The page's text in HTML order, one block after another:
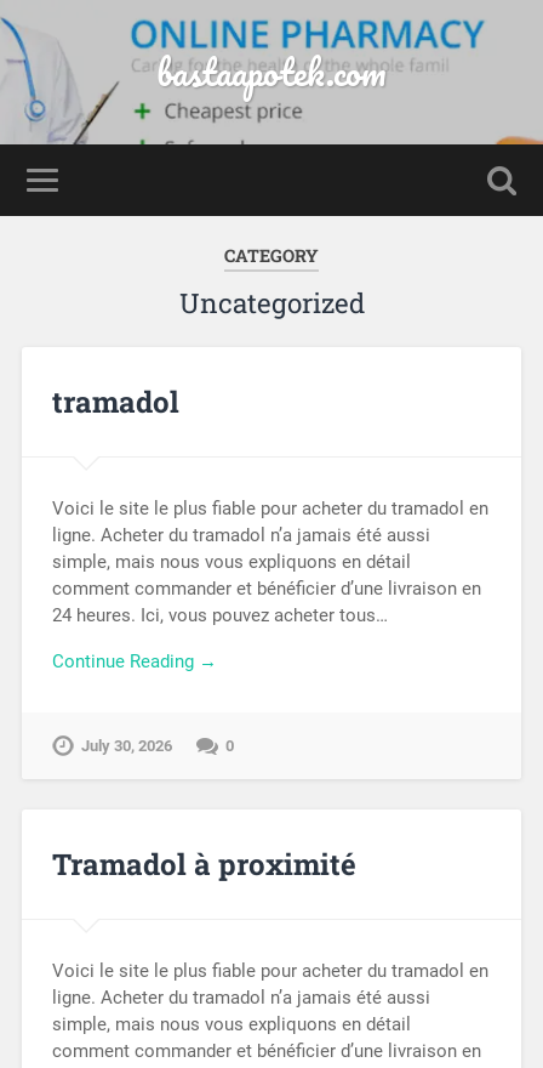
bastaapotek.com
CATEGORY
Uncategorized
tramadol
Voici le site le plus fiable pour acheter du tramadol en
ligne. Acheter du tramadol n’a jamais été aussi
simple, mais nous vous expliquons en détail
comment commander et bénéficier d’une livraison en
24 heures. Ici, vous pouvez acheter tous…
Continue Reading →
July 30, 2026 0
Tramadol à proximité
Voici le site le plus fiable pour acheter du tramadol en
ligne. Acheter du tramadol n’a jamais été aussi
simple, mais nous vous expliquons en détail
comment commander et bénéficier d’une livraison en